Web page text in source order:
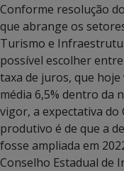
Conforme resolução
que abrange os
Turismo e
possível escolher
taxa de juros, que hoje
média 6,5% dentro da
vigor, a expectativa do
produtivo é de que a
fosse ampliada em
Conselho Estadual de